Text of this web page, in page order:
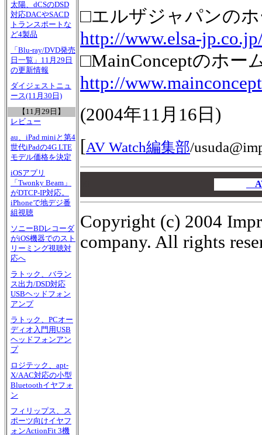
太陽、dCSのDSD
対応DACやSACD
トランスポートな
ど4製品
「Blu-ray/DVD発売
日一覧」11月29日
の更新情報
ダイジェストニュ
ース(11月30日)
【11月29日】
レビュー
au、iPad miniと第4
世代iPadの4G LTE
モデル価格を決定
iOSアプリ
「Twonky Beam」
がDTCP-IP対応。
iPhoneで地デジ番
組視聴
ソニーBDレコーダ
がiOS機器でのスト
リーミング視聴対
応へ
ラトック、バラン
ス出力/DSD対応
USBヘッドフォン
アンプ
ラトック、PCオー
ディオ入門用USB
ヘッドフォンアン
プ
ロジテック、apt-
X/AAC対応の小型
Bluetoothイヤフォ
ン
フィリップス、ス
ポーツ向けイヤフ
ォンActionFit 3機
□エルザジャパンの
http://www.elsa-
□MainConceptのホー
http://
(2004年11月16日 )
[AV Watch編集部/
Copyright (c) 2004
company. All rights